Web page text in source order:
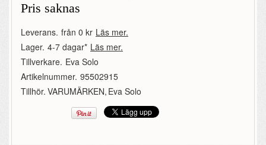
Pris saknas
Leverans. från 0 kr Läs mer.
Lager. 4-7 dagar* Läs mer.
Tillverkare. Eva Solo
Artikelnummer. 95502915
Tillhör. VARUMÄRKEN, Eva Solo